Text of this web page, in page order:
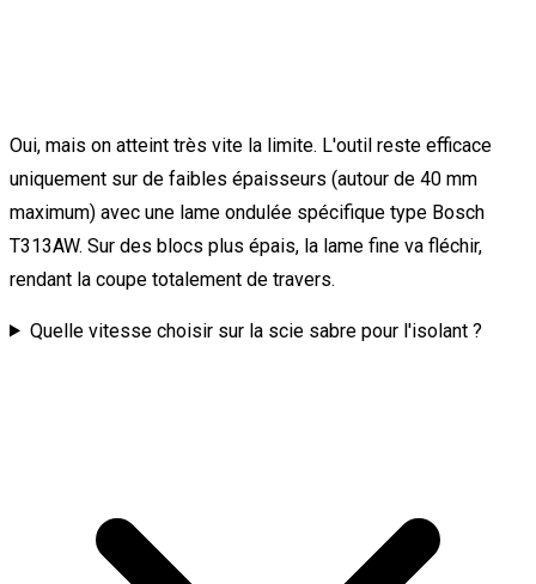
Oui, mais on atteint très vite la limite. L'outil reste efficace
uniquement sur de faibles épaisseurs (autour de 40 mm
maximum) avec une lame ondulée spécifique type Bosch
T313AW. Sur des blocs plus épais, la lame fine va fléchir,
rendant la coupe totalement de travers.
Quelle vitesse choisir sur la scie sabre pour l'isolant ?